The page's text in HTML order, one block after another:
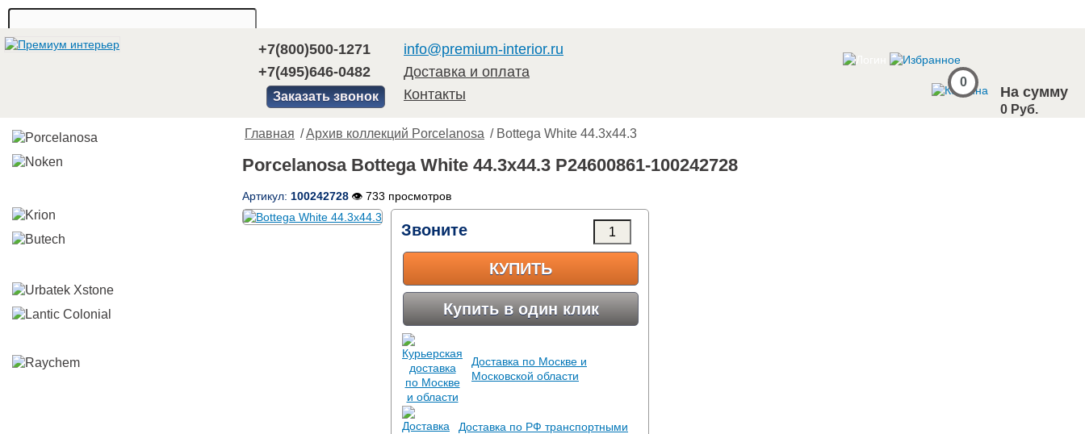
+7(800)500-1271
+7(495)646-0482
Заказать звонок
info@premium-interior.ru
Доставка и оплата
Контакты
0
На сумму
0 Руб.
Главная /Архив коллекций Porcelanosa / Bottega White 44.3x44.3
Porcelanosa Bottega White 44.3x44.3 P24600861-100242728
Артикул: 100242728 👁 733 просмотров
Звоните
КУПИТЬ
Купить в один клик
Доставка по Москве и
Московской области
Доставка по РФ транспортными